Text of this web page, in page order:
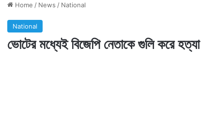
Home / News / National
National
ভোটের মধ্যেই বিজেপি নেতাকে গুলি করে হত্যা